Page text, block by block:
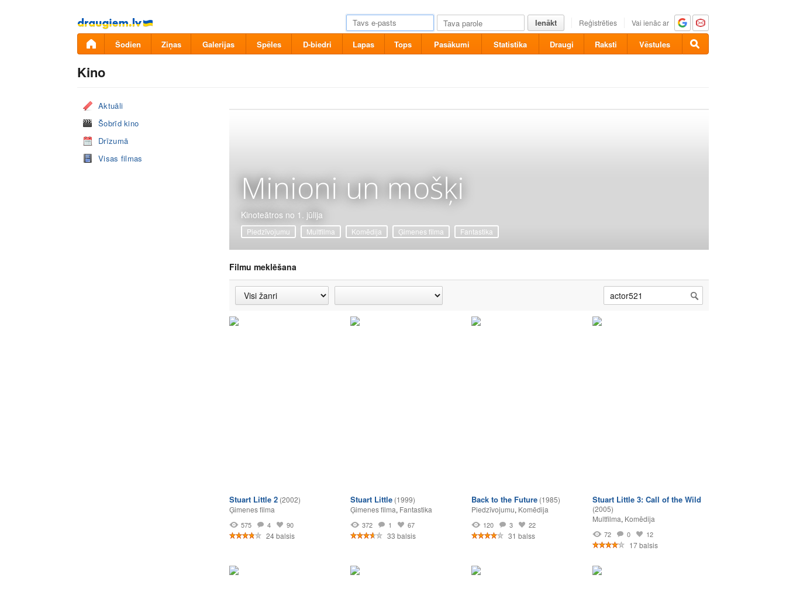
Pāriet
uz
saturu
Ienākt Reģistrēties Vai ienāc ar
Šodien Ziņas Galerijas Spēles D-biedri Lapas Tops Pasākumi Statistika Draugi Raksti Vēstules
Kino
Aktuāli
Šobrīd kino
Drīzumā
Visas filmas
Minioni un mošķi
Kinoteātros no 1. jūlija
Piedzīvojumu Multfilma Komēdija Ģimenes filma Fantastika
Filmu meklēšana
Stuart Little 2 (2002)
Ģimenes filma
575 4 90
24 balsis
Stuart Little (1999)
Ģimenes filma, Fantastika
372 1 67
33 balsis
Back to the Future (1985)
Piedzīvojumu, Komēdija
120 3 22
31 balss
Stuart Little 3: Call of the Wild
(2005)
Multfilma, Komēdija
72 0 12
17 balsis